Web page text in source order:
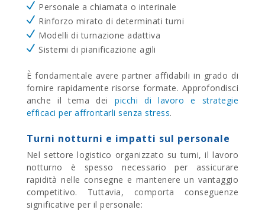
Personale a chiamata o interinale
Rinforzo mirato di determinati turni
Modelli di turnazione adattiva
Sistemi di pianificazione agili
È fondamentale avere partner affidabili in grado di
fornire rapidamente risorse formate. Approfondisci
anche il tema dei picchi di lavoro e strategie
efficaci per affrontarli senza stress.
Turni notturni e impatti sul personale
Nel settore logistico organizzato su turni, il lavoro
notturno è spesso necessario per assicurare
rapidità nelle consegne e mantenere un vantaggio
competitivo. Tuttavia, comporta conseguenze
significative per il personale: